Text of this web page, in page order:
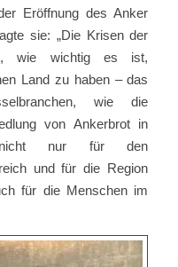
Eröffnung des Anker
sie: „Die Krisen der
wie wichtig es ist,
Land zu haben – das
wie die
von Ankerbrot in
nicht nur für den
und für die Region
für die Menschen im